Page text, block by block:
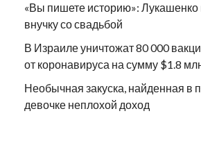
«Вы пишете историю»: Лукашенко
внучку со свадьбой
В Израиле уничтожат 80 000
от коронавируса на сумму $1.8
Необычная закуска, найденная в
девочке неплохой доход